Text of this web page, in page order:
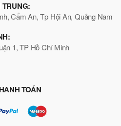
Cẩm An, Tp Hội An, Quảng Nam
1, TP Hồ Chí Minh
TOÁN